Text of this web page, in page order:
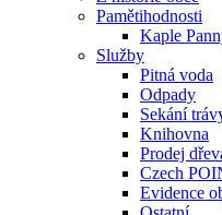
Pamětihodnosti
Kaple
Služby
Pitná voda
Odpady
Se­ká­ní
Knihovna
Prodej
Czech
Evidence